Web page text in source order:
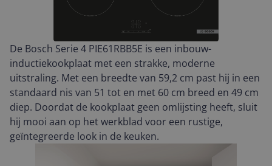
De Bosch Serie 4 PIE61RBB5E is een inbouw-
inductiekookplaat met een strakke, moderne
uitstraling. Met een breedte van 59,2 cm past hij in een
standaard nis van 51 tot en met 60 cm breed en 49 cm
diep. Doordat de kookplaat geen omlijsting heeft, sluit
hij mooi aan op het werkblad voor een rustige,
geïntegreerde look in de keuken.